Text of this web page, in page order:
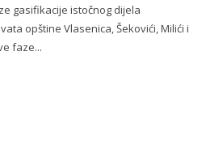
gasifikacije istočnog dijela
opštine Vlasenica, Šekovići, Milići i
faze...